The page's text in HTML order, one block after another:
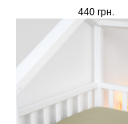
440 грн.